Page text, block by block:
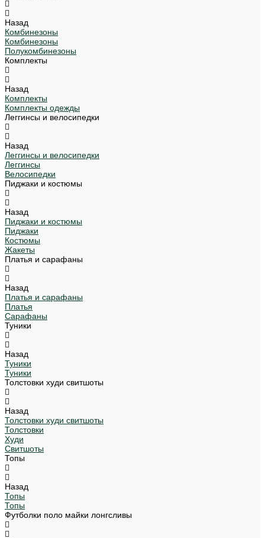
Назад
Комбинезоны
Комбинезоны
Полукомбинезоны
Комплекты
Назад
Комплекты
Комплекты одежды
Леггинсы и велосипедки
Назад
Леггинсы и велосипедки
Леггинсы
Велосипедки
Пиджаки и костюмы
Назад
Пиджаки и костюмы
Пиджаки
Костюмы
Жакеты
Платья и сарафаны
Назад
Платья и сарафаны
Платья
Сарафаны
Туники
Назад
Туники
Туники
Толстовки худи свитшоты
Назад
Толстовки худи свитшоты
Толстовки
Худи
Свитшоты
Топы
Назад
Топы
Топы
Футболки поло майки лонгсливы